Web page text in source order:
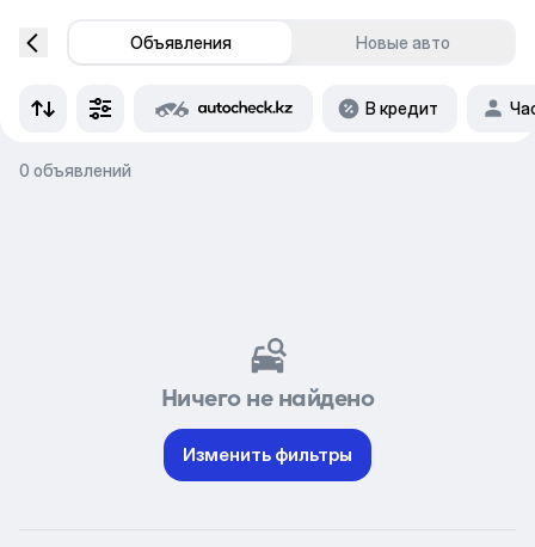
Объявления Новые авто
В кредит
0 объявлений
Ничего не найдено
Изменить фильтры